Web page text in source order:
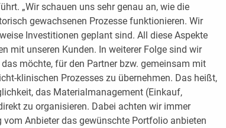
„Wir schauen uns sehr genau an, wie die
gewachsenen Prozesse funktionieren. Wir
Investitionen geplant sind. All diese Aspekte
mit unseren Kunden. In weiterer Folge sind wir
möchte, für den Partner bzw. gemeinsam mit
klinischen Prozesses zu übernehmen. Das heißt,
das Materialmanagement (Einkauf,
zu organisieren. Dabei achten wir immer
Anbieter das gewünschte Portfolio anbieten